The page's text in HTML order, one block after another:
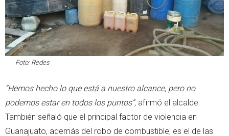
Foto: Redes
“Hemos hecho lo que está a nuestro alcance, pero no
podemos estar en todos los puntos”, afirmó el alcalde.
También señaló que el principal factor de violencia en
Guanajuato, además del robo de combustible, es el de las